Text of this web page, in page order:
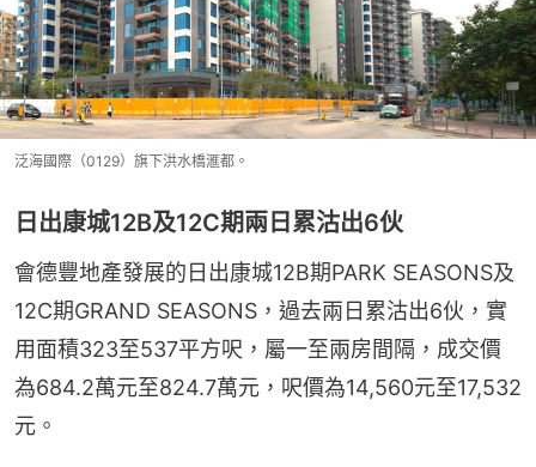
泛海國際（0129）旗下洪水橋滙都。
日出康城12B及12C期兩日累沽出6伙
會德豐地產發展的日出康城12B期PARK SEASONS及
12C期GRAND SEASONS，過去兩日累沽出6伙，實
用面積323至537平方呎，屬一至兩房間隔，成交價
為684.2萬元至824.7萬元，呎價為14,560元至17,532
元。